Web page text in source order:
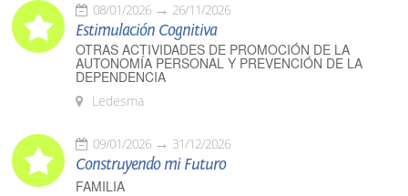
08/01/2026 26/11/2026
Estimulación Cognitiva
OTRAS ACTIVIDADES DE PROMOCIÓN DE LA
AUTONOMÍA PERSONAL Y PREVENCIÓN DE LA
DEPENDENCIA
Ledesma
09/01/2026 31/12/2026
Construyendo mi Futuro
FAMILIA